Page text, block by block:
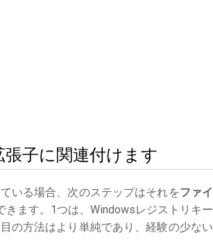
子に関連付けます
いる場合、次のステップはそれをファイ
ます。1つは、Windowsレジストリキー
の方法はより単純であり、経験の少ない